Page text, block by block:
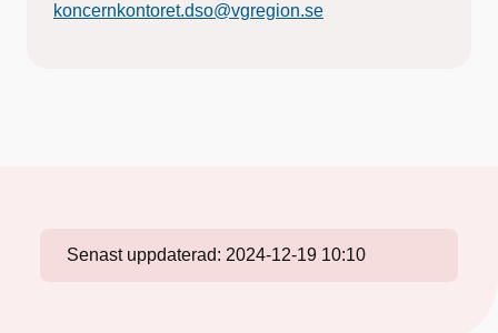
koncernkontoret.dso@vgregion.se
Senast uppdaterad: 2024-12-19 10:10